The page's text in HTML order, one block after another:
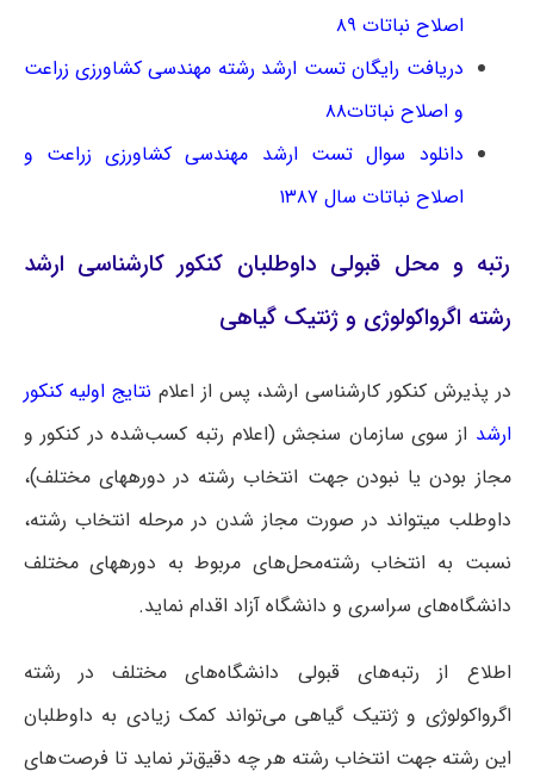
اصلاح نباتات ۸۹
دریافت رایگان تست ارشد رشته مهندسی کشاورزی زراعت
و اصلاح نباتات۸۸
دانلود سوال تست ارشد مهندسی کشاورزی زراعت و
اصلاح نباتات سال ۱۳۸۷
رتبه و محل قبولی داوطلبان کنکور کارشناسی ارشد
رشته اﮔﺮواﻛﻮﻟﻮژی و ژنتیک ﮔﻴﺎهی
در پذیرش کنکور کارشناسی ارشد، پس از اعلام نتایج اولیه کنکور
ارشد از سوی سازمان سنجش (اعلام رتبه کسب‌شده در کنکور و
مجاز بودن یا نبودن جهت انتخاب رشته در دوره‎های مختلف)،
داوطلب می‎تواند در صورت مجاز شدن در مرحله انتخاب رشته،
نسبت به انتخاب رشته‌محل‌های مربوط به دوره‎های مختلف
دانشگاه‌های سراسری و دانشگاه آزاد اقدام نماید.
اطلاع از رتبه‌های قبولی دانشگاه‌های مختلف در رشته
اﮔﺮواﻛﻮﻟﻮژی و ژنتیک ﮔﻴﺎهی می‌تواند کمک زیادی به داوطلبان
این رشته جهت انتخاب رشته هر چه دقیق‌تر نماید تا فرصت‌های